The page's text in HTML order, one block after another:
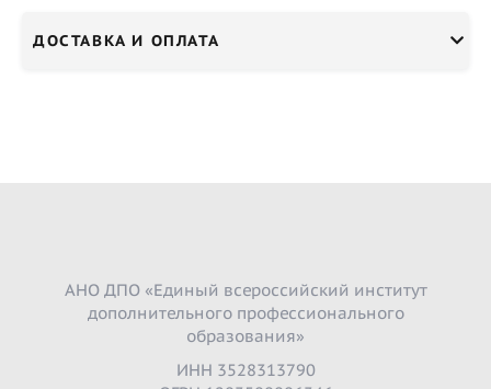
ДОСТАВКА И ОПЛАТА
АНО ДПО «Единый всероссийский институт
дополнительного профессионального
образования»
ИНН 3528313790